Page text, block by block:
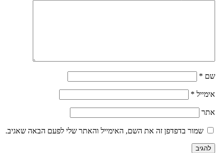
שם *
אימייל *
אתר
שמור בדפדפן זה את השם, האימייל והאתר שלי לפעם הבאה שאגיב.